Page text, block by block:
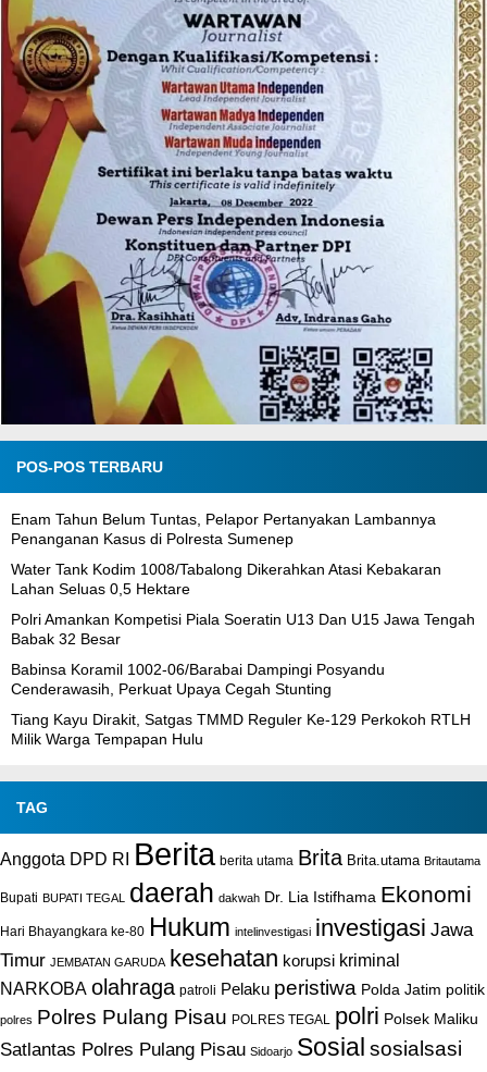
POS-POS TERBARU
Enam Tahun Belum Tuntas, Pelapor Pertanyakan Lambannya
Penanganan Kasus di Polresta Sumenep
Water Tank Kodim 1008/Tabalong Dikerahkan Atasi Kebakaran
Lahan Seluas 0,5 Hektare
Polri Amankan Kompetisi Piala Soeratin U13 Dan U15 Jawa Tengah
Babak 32 Besar
Babinsa Koramil 1002-06/Barabai Dampingi Posyandu
Cenderawasih, Perkuat Upaya Cegah Stunting
Tiang Kayu Dirakit, Satgas TMMD Reguler Ke-129 Perkokoh RTLH
Milik Warga Tempapan Hulu
TAG
Anggota DPD RI Berita berita utama Brita Brita.utama Britautama
Bupati BUPATI TEGAL daerah dakwah Dr. Lia Istifhama Ekonomi
Hari Bhayangkara ke-80 Hukum intelinvestigasi investigasi Jawa
Timur JEMBATAN GARUDA kesehatan korupsi kriminal
NARKOBA olahraga patroli Pelaku peristiwa Polda Jatim politik
polres Polres Pulang Pisau POLRES TEGAL polri Polsek Maliku
Satlantas Polres Pulang Pisau Sidoarjo Sosial sosialsasi